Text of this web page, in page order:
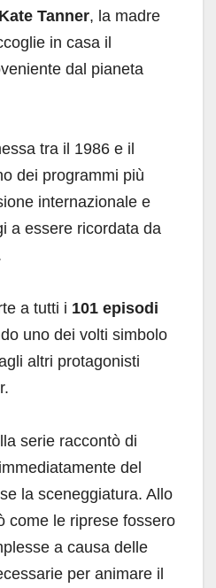
Kate Tanner, la madre
in casa il
dal pianeta
tra il 1986 e il
dei programmi più
internazionale e
a essere ricordata da
a tutti i 101 episodi
uno dei volti simbolo
altri protagonisti
serie raccontò di
del
la sceneggiatura. Allo
come le riprese fossero
a causa delle
per animare il